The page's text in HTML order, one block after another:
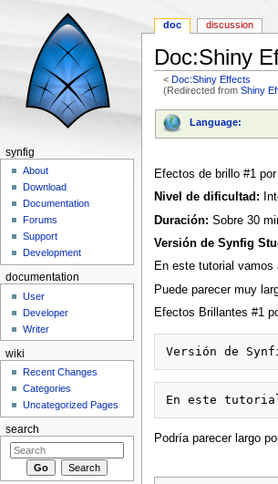
Doc:Shiny
<Doc:Shiny Effects
(Redirected fromShiny
Language:
Efectos de brillo #1
Nivel de dificultad:
Duración: Sobre 30
Versión de Synfig
En este tutorial
Puede parecer muy
Efectos Brillantes #1
Podría parecer largo
doc discussion
synfig
About
Download
Documentation
Forums
Support
Development
documentation
User
Developer
Writer
wiki
Recent Changes
Categories
Uncategorized Pages
search